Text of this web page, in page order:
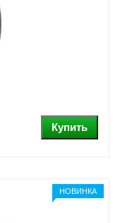
НОВИНКА